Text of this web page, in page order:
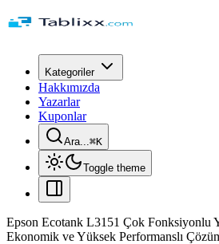
Kategoriler
Hakkımızda
Yazarlar
Kuponlar
Ara...⌘K
Toggle theme
Epson Ecotank L3151 Çok Fonksiyonlu
Ekonomik ve Yüksek Performanslı